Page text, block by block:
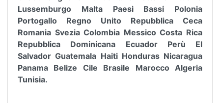
Lussemburgo Malta Paesi Bassi Polonia
Portogallo Regno Unito Repubblica Ceca
Romania Svezia Colombia Messico Costa Rica
Repubblica Dominicana Ecuador Perù El
Salvador Guatemala Haiti Honduras Nicaragua
Panama Belize Cile Brasile Marocco Algeria
Tunisia.